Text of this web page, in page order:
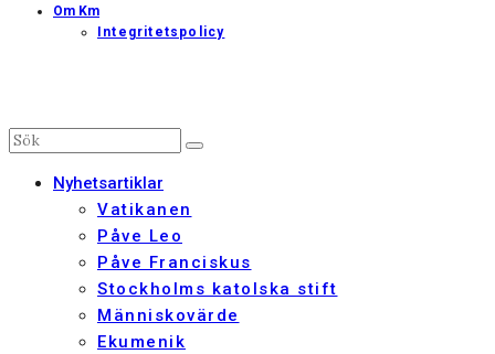
Om Km
Integritetspolicy
Nyhetsartiklar
Vatikanen
Påve Leo
Påve Franciskus
Stockholms katolska stift
Människovärde
Ekumenik